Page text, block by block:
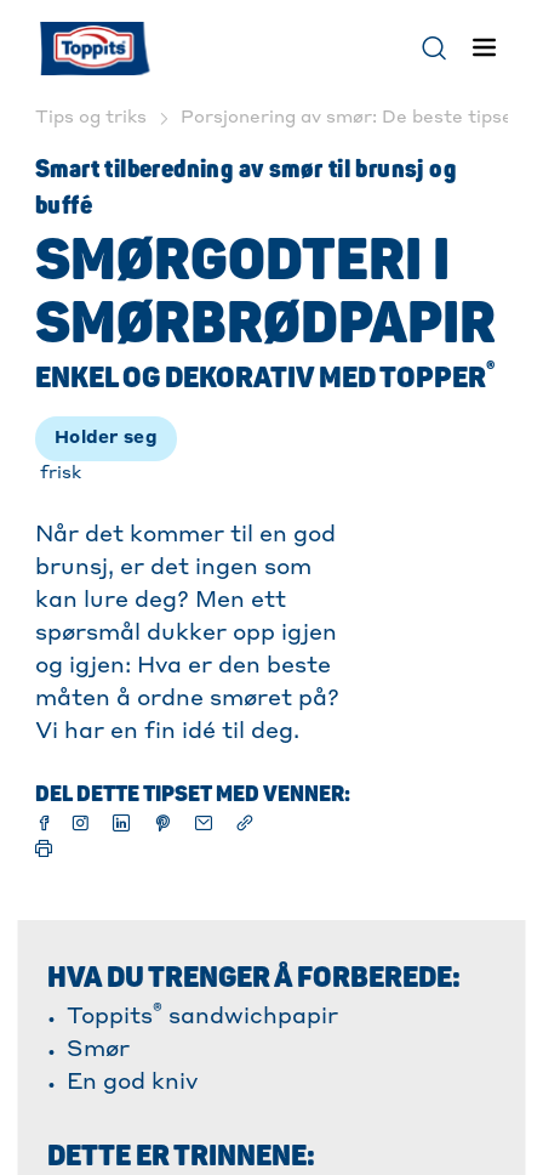
Tips og triks Porsjonering av smør: De beste tipsene
Smart tilberedning av smør til brunsj og
buffé
SMØRGODTERI I
SMØRBRØDPAPIR
ENKEL OG DEKORATIV MED TOPPER®
Holder seg
frisk
Når det kommer til en god
brunsj, er det ingen som
kan lure deg? Men ett
spørsmål dukker opp igjen
og igjen: Hva er den beste
måten å ordne smøret på?
Vi har en fin idé til deg.
DEL DETTE TIPSET MED VENNER:
HVA DU TRENGER Å FORBEREDE:
Toppits® sandwichpapir
Smør
En god kniv
DETTE ER TRINNENE: